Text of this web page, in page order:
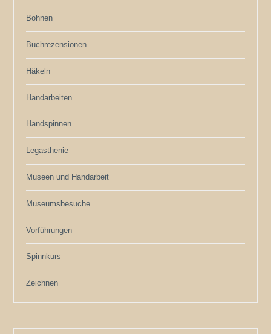
Bohnen
Buchrezensionen
Häkeln
Handarbeiten
Handspinnen
Legasthenie
Museen und Handarbeit
Museumsbesuche
Vorführungen
Spinnkurs
Zeichnen